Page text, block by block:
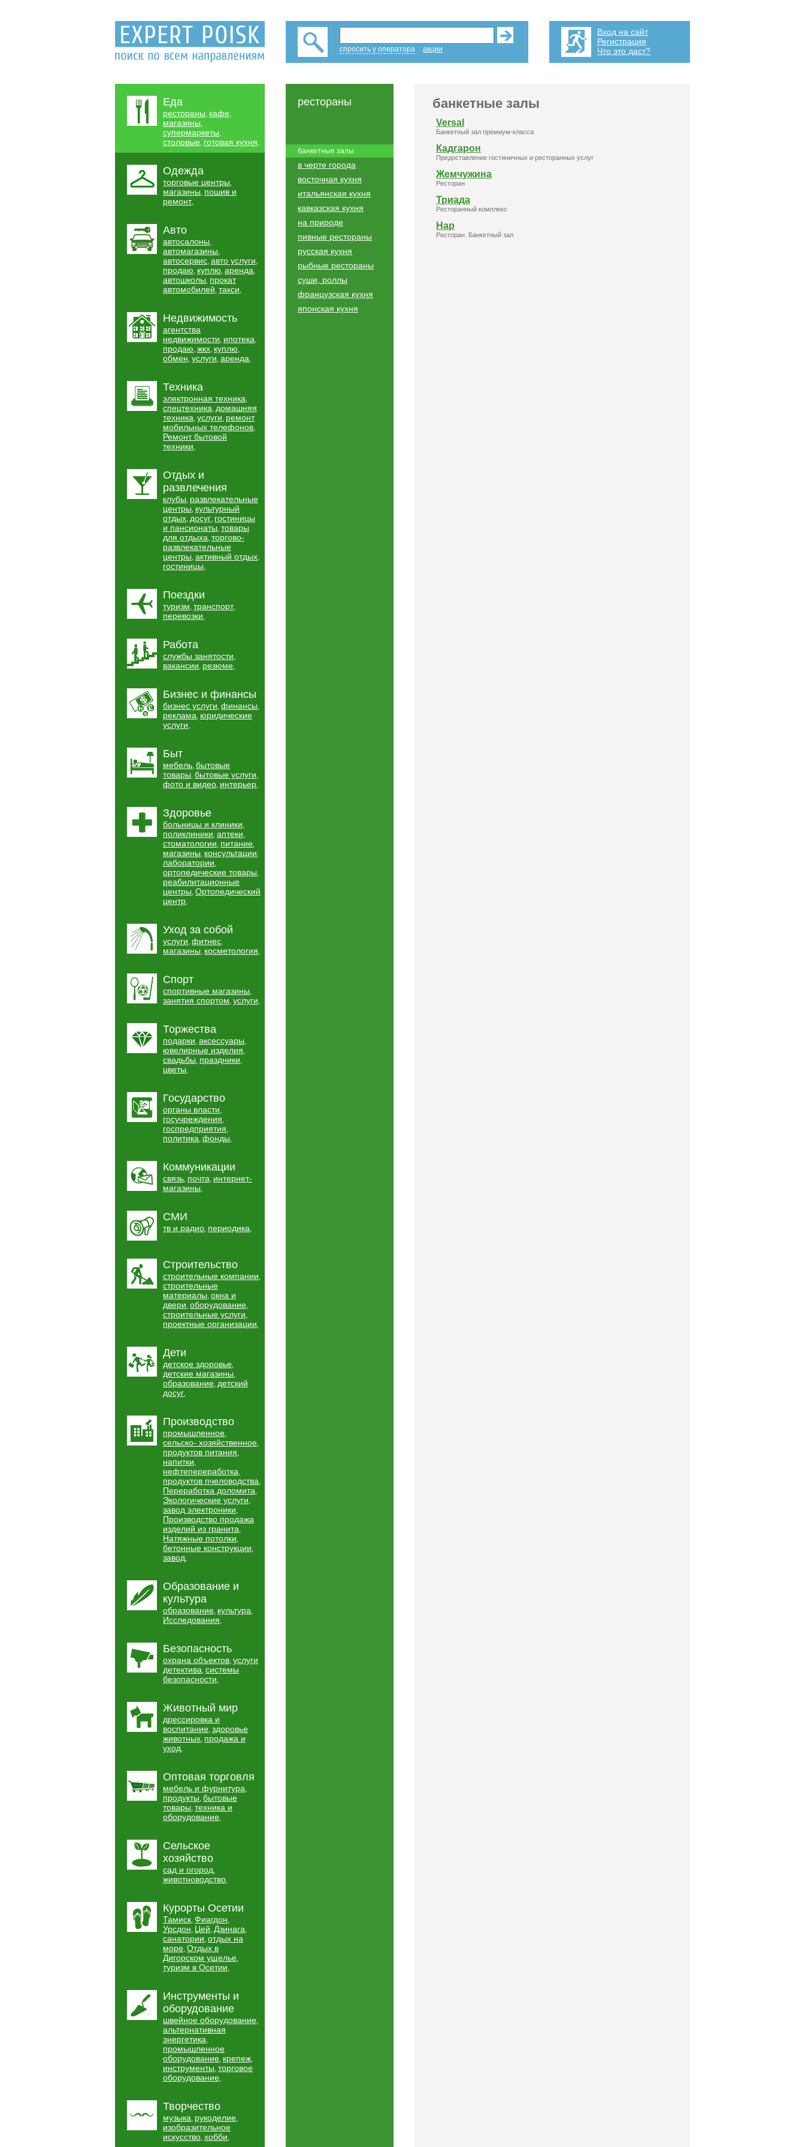
спросить у оператора акции
Вход на сайт
Регистрация
Что это даст?
Еда
рестораны, кафе,
магазины,
супермаркеты,
столовые, готовая кухня,
Одежда
торговые центры,
магазины, пошив и
ремонт,
Авто
автосалоны,
автомагазины,
автосервис, авто услуги,
продаю, куплю, аренда,
автошколы, прокат
автомобилей, такси,
Недвижимость
агентства
недвижимости, ипотека,
продаю, жкх, куплю,
обмен, услуги, аренда,
Техника
электронная техника,
спецтехника, домашняя
техника, услуги, ремонт
мобильных телефонов,
Ремонт бытовой
техники,
Отдых и
развлечения
клубы, развлекательные
центры, культурный
отдых, досуг, гостиницы
и пансионаты, товары
для отдыха, торгово-
развлекательные
центры, активный отдых,
гостиницы,
Поездки
туризм, транспорт,
перевозки,
Работа
службы занятости,
вакансии, резюме,
Бизнес и финансы
бизнес услуги, финансы,
реклама, юридические
услуги,
Быт
мебель, бытовые
товары, бытовые услуги,
фото и видео, интерьер,
Здоровье
больницы и клиники,
поликлиники, аптеки,
стоматологии, питание,
магазины, консультации,
лаборатории,
ортопедические товары,
реабилитационные
центры, Ортопедический
центр,
Уход за собой
услуги, фитнес,
магазины, косметология,
Спорт
спортивные магазины,
занятия спортом, услуги,
Торжества
подарки, аксессуары,
ювелирные изделия,
свадьбы, праздники,
цветы,
Государство
органы власти,
госучреждения,
госпредприятия,
политика, фонды,
Коммуникации
связь, почта, интернет-
магазины,
СМИ
тв и радио, периодика,
Строительство
строительные компании,
строительные
материалы, окна и
двери, оборудование,
строительные услуги,
проектные организации,
Дети
детское здоровье,
детские магазины,
образование, детский
досуг,
Производство
промышленное,
сельско- хозяйственное,
продуктов питания,
напитки,
нефтепереработка,
продуктов пчеловодства,
Переработка доломита,
Экологические услуги,
завод электроники,
Производство продажа
изделий из гранита,
Натяжные потолки,
бетонные конструкции,
завод,
Образование и
культура
образование, культура,
Исследования,
Безопасность
охрана объектов, услуги
детектива, системы
безопасности,
Животный мир
дрессировка и
воспитание, здоровье
животных, продажа и
уход,
Оптовая торговля
мебель и фурнитура,
продукты, бытовые
товары, техника и
оборудование,
Сельское
хозяйство
сад и огород,
животноводство,
Курорты Осетии
Тамиск, Фиагдон,
Урсдон, Цей, Дзинага,
санатории, отдых на
море, Отдых в
Дигорском ущелье,
туризм в Осетии,
Инструменты и
оборудование
швейное оборудование,
альтернативная
энергетика,
промышленное
оборудование, крепеж,
инструменты, торговое
оборудование,
Творчество
музыка, рукоделие,
изобразительное
искусство, хобби,
рестораны
банкетные залы
в черте города
восточная кухня
итальянская кухня
кавказская кухня
на природе
пивные рестораны
русская кухня
рыбные рестораны
суши, роллы
французская кухня
японская кухня
банкетные залы
Versal
Банкетный зал премиум-класса
Кадгарон
Предоставление гостиничных и ресторанных услуг
Жемчужина
Ресторан
Триада
Ресторанный комплекс
Нар
Ресторан. Банкетный зал